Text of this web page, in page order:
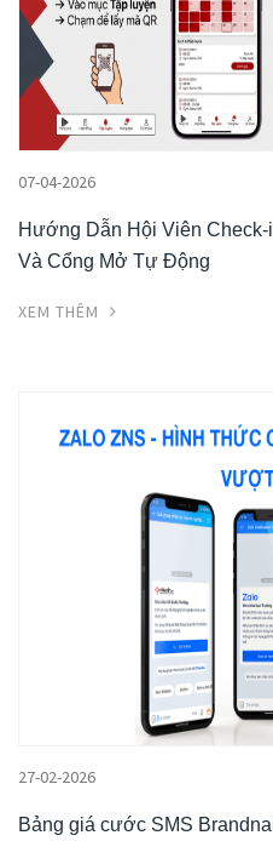
07-04-2026
Hướng Dẫn Hội Viên
Và Cổng Mở Tự Động
XEM THÊM
27-02-2026
Bảng giá cước SMS